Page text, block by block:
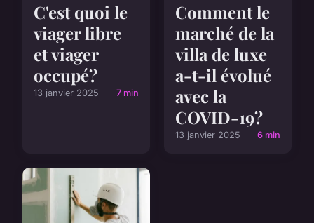
C'est quoi le
viager libre
et viager
occupé?
13 janvier 2025 7 min
Comment le
marché de la
villa de luxe
a-t-il évolué
avec la
COVID-19?
13 janvier 2025 6 min